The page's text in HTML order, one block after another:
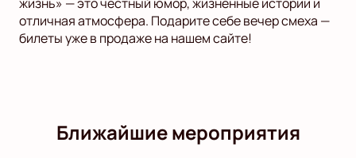
жизнь» — это честный юмор, жизненные истории и
отличная атмосфера. Подарите себе вечер смеха —
билеты уже в продаже на нашем сайте!
Ближайшие мероприятия